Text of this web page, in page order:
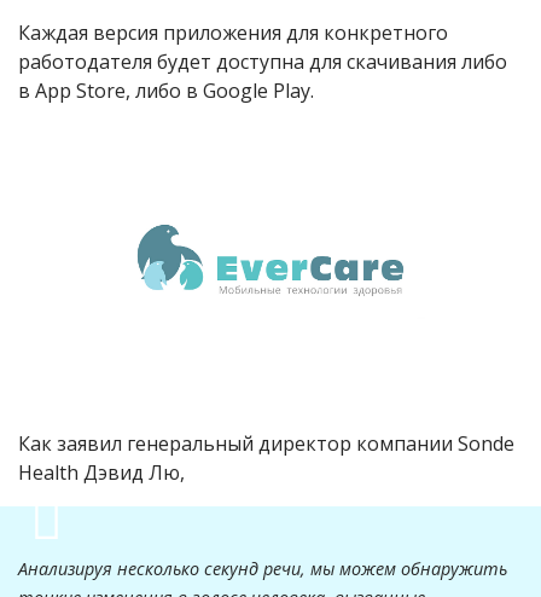
Каждая версия приложения для конкретного
работодателя будет доступна для скачивания либо
в App Store, либо в Google Play.
Как заявил генеральный директор компании Sonde
Health Дэвид Лю,
Анализируя несколько секунд речи, мы можем обнаружить